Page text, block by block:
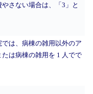
さない場合は、「3」と
は、病棟の雑用以外のア
は病棟の雑用を 1 人でで